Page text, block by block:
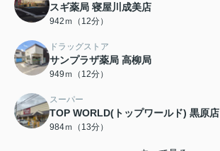
スギ薬局 寝屋川成美店
942ｍ（12分）
ドラッグストア
サンプラザ薬局 高柳局
949ｍ（12分）
スーパー
TOP WORLD(トップワールド) 黒原店
984ｍ（13分）